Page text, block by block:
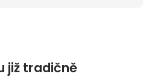
již tradičně